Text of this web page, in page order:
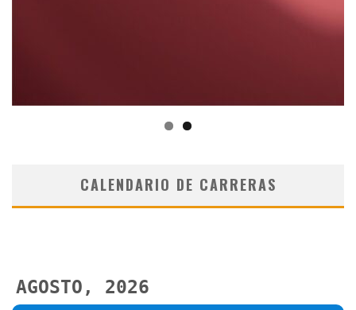
CALENDARIO DE CARRERAS
AGOSTO, 2026